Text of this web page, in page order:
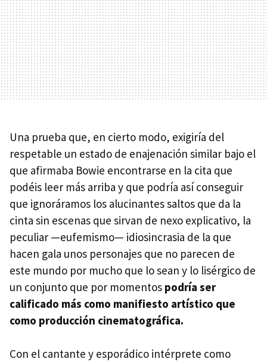
Una prueba que, en cierto modo, exigiría del
respetable un estado de enajenación similar bajo el
que afirmaba Bowie encontrarse en la cita que
podéis leer más arriba y que podría así conseguir
que ignoráramos los alucinantes saltos que da la
cinta sin escenas que sirvan de nexo explicativo, la
peculiar —eufemismo— idiosincrasia de la que
hacen gala unos personajes que no parecen de
este mundo por mucho que lo sean y lo lisérgico de
un conjunto que por momentos podría ser
calificado más como manifiesto artístico que
como producción cinematográfica.
Con el cantante y esporádico intérprete como